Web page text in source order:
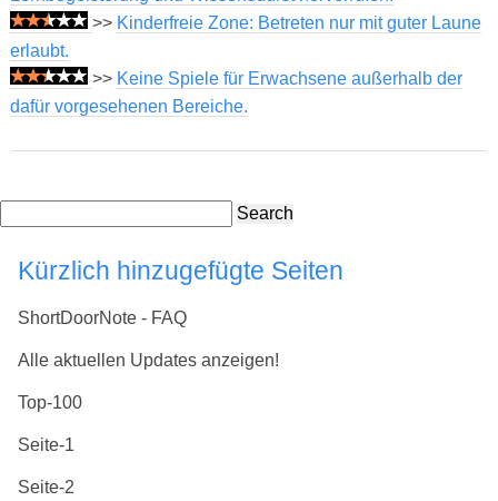
>> Kinderfreie Zone: Betreten nur mit guter Laune
erlaubt.
>> Keine Spiele für Erwachsene außerhalb der
dafür vorgesehenen Bereiche.
Search
Kürzlich hinzugefügte Seiten
ShortDoorNote - FAQ
Alle aktuellen Updates anzeigen!
Top-100
Seite-1
Seite-2